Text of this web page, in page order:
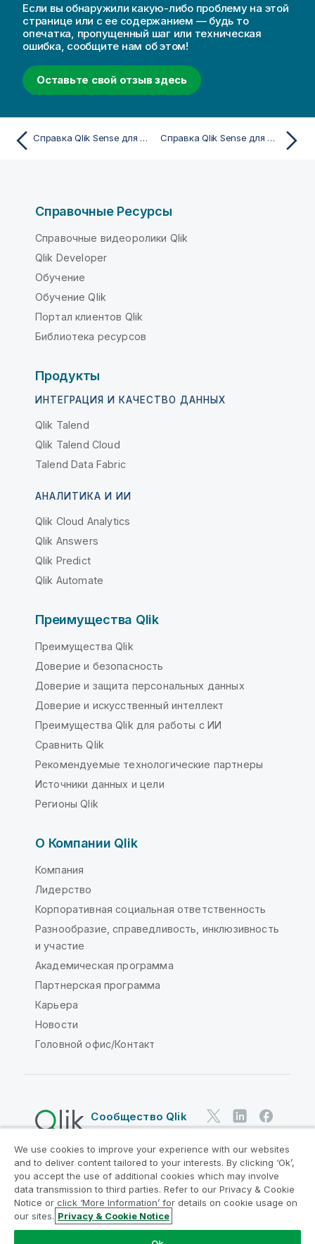
Если вы обнаружили какую-либо проблему на этой
странице или с ее содержанием — будь то
опечатка, пропущенный шаг или техническая
ошибка, сообщите нам об этом!
Оставьте свой отзыв здесь
Справка Qlik Sense для Windows Справка Qlik Sense для Windows
Справочные Ресурсы
Справочные видеоролики Qlik
Qlik Developer
Обучение
Обучение Qlik
Портал клиентов Qlik
Библиотека ресурсов
Продукты
ИНТЕГРАЦИЯ И КАЧЕСТВО ДАННЫХ
Qlik Talend
Qlik Talend Cloud
Talend Data Fabric
АНАЛИТИКА И ИИ
Qlik Cloud Analytics
Qlik Answers
Qlik Predict
Qlik Automate
Преимущества Qlik
Преимущества Qlik
Доверие и безопасность
Доверие и защита персональных данных
Доверие и искусственный интеллект
Преимущества Qlik для работы с ИИ
Сравнить Qlik
Рекомендуемые технологические партнеры
Источники данных и цели
Регионы Qlik
О Компании Qlik
Компания
Лидерство
Корпоративная социальная ответственность
Разнообразие, справедливость, инклюзивность
и участие
Академическая программа
Партнерская программа
Карьера
Новости
Головной офис/Контакт
Сообщество Qlik
Юридические соглашения
Условия использования продуктов
Legal Policies
Юридические положения
Условия использования
Товарные знаки
Do Not Share My Info
We use cookies to improve your experience with our websites
and to deliver content tailored to your interests. By clicking ‘Ok’,
you accept the use of additional cookies which may involve
data transmission to third parties. Refer to our Privacy & Cookie
Notice or click ‘More Information’ for details on cookie usage on
our sites. Privacy & Cookie Notice